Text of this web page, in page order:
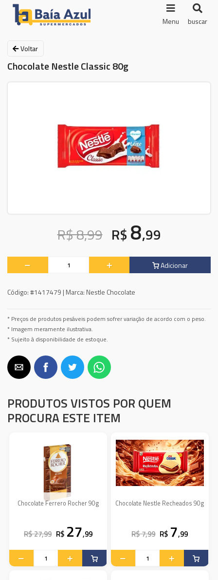
Menu buscar
Voltar
Chocolate Nestle Classic 80g
R$ 8,99 R$ 8,99
Adicionar
Código:#1417479 | Marca: Nestle Chocolate
* Preços de produtos pesáveis podem sofrer variação de acordo com o peso.
* Imagem meramente ilustrativa.
* Sujeito à disponibilidade de estoque.
PRODUTOS VISTOS POR QUEM
PROCURA ESTE ITEM
Chocolate Ferrero Rocher 90g
R$ 27,99 R$ 27,99
Chocolate Nestle Recheados 90g
R$ 7,99 R$ 7,99